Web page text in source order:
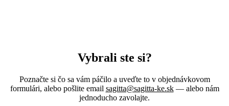
Vybrali ste si?
Poznačte si čo sa vám páčilo a uveďte to v objednávkovom
formulári, alebo pošlite email sagitta@sagitta-ke.sk— alebo nám
jednoducho zavolajte.